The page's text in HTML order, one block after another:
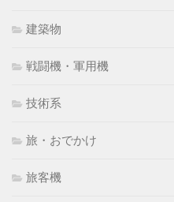
建築物
戦闘機・軍用機
技術系
旅・おでかけ
旅客機